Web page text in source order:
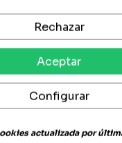
Rechazar
Aceptar
Configurar
actualizada por